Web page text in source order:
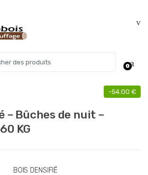
0
-54.00 €
– Bûches de nuit –
KG
BOIS DENSIFIÉ